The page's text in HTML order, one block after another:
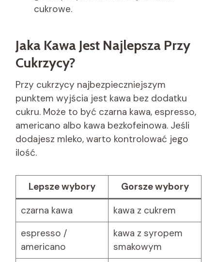
cukrowe.
Jaka Kawa Jest Najlepsza Przy
Cukrzycy?
Przy cukrzycy najbezpieczniejszym
punktem wyjścia jest kawa bez dodatku
cukru. Może to być czarna kawa, espresso,
americano albo kawa bezkofeinowa. Jeśli
dodajesz mleko, warto kontrolować jego
ilość.
Lepsze wybory
Gorsze wybory
czarna kawa
kawa z cukrem
espresso /
americano
kawa z syropem
smakowym